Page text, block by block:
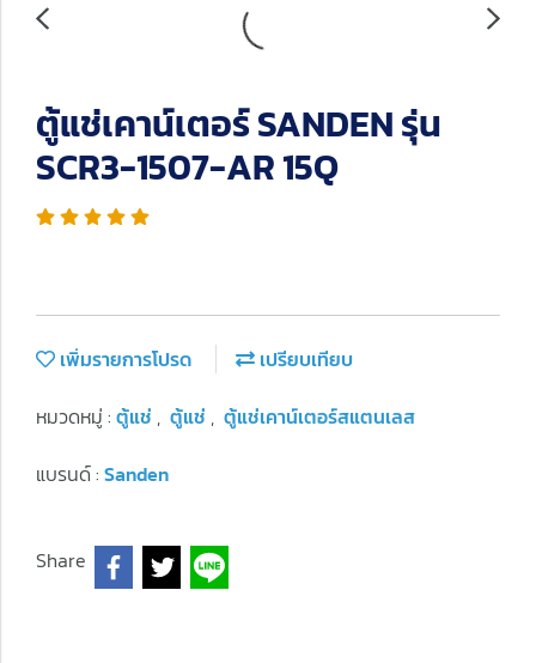
ตู้แช่เคาน์เตอร์ SANDEN รุ่น
SCR3-1507-AR 15Q
เพิ่มรายการโปรด
เปรียบเทียบ
หมวดหมู่ : ตู้แช่ , ตู้แช่ , ตู้แช่เคาน์เตอร์สแตนเลส
แบรนด์ : Sanden
Share